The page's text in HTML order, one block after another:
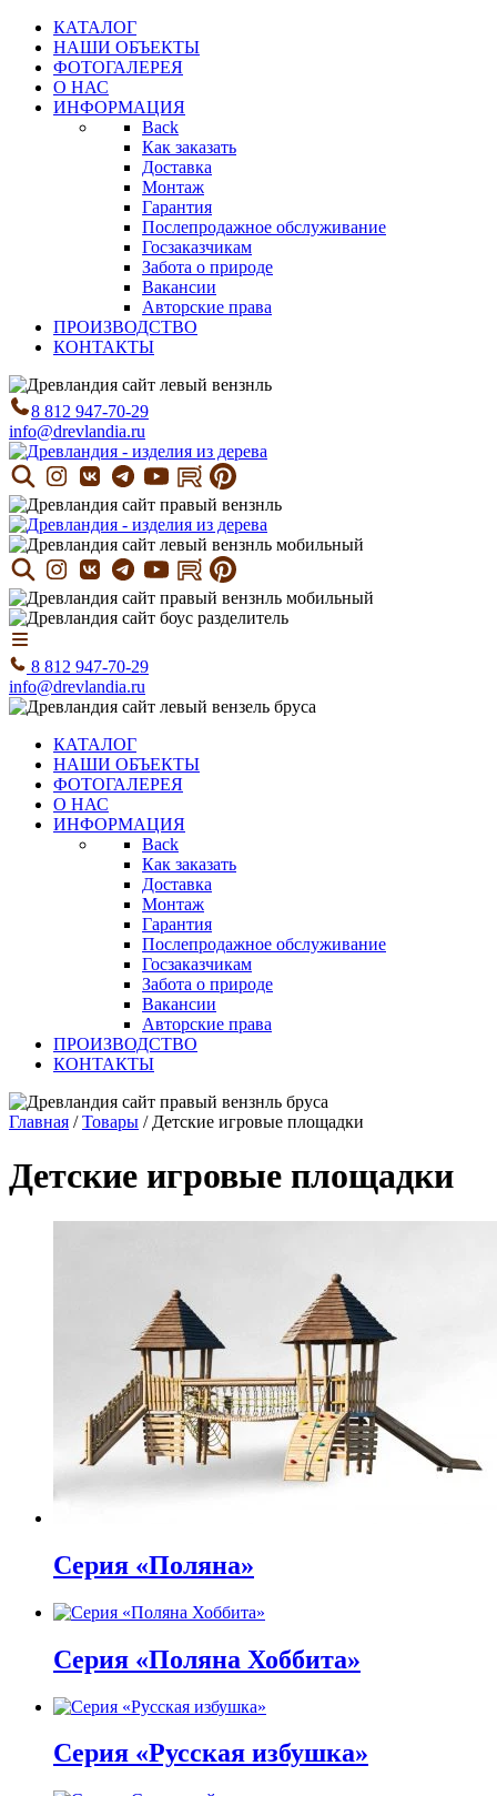
КАТАЛОГ
НАШИ ОБЪЕКТЫ
ФОТОГАЛЕРЕЯ
О НАС
ИНФОРМАЦИЯ
Back
Как заказать
Доставка
Монтаж
Гарантия
Послепродажное обслуживание
Госзаказчикам
Забота о природе
Вакансии
Авторские права
ПРОИЗВОДСТВО
КОНТАКТЫ
8 812 947-70-29
info@drevlandia.ru
8 812 947-70-29
info@drevlandia.ru
КАТАЛОГ
НАШИ ОБЪЕКТЫ
ФОТОГАЛЕРЕЯ
О НАС
ИНФОРМАЦИЯ
Back
Как заказать
Доставка
Монтаж
Гарантия
Послепродажное обслуживание
Госзаказчикам
Забота о природе
Вакансии
Авторские права
ПРОИЗВОДСТВО
КОНТАКТЫ
Главная /Товары / Детские игровые площадки
Детские игровые площадки
Серия «Поляна»
Серия «Поляна Хоббита»
Серия «Русская избушка»